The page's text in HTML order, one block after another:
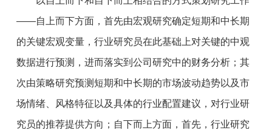
——自上而下方面，首先由宏观研究确定短期和中长期
的关键宏观变量，行业研究员在此基础上对关键的中观
数据进行预测，进而落实到公司研究中的财务分析；其
次由策略研究预测短期和中长期的市场波动趋势以及市
场情绪、风格特征以及具体的行业配置建议，对行业研
究员的推荐提供方向；自下而上方面，首先，行业研究